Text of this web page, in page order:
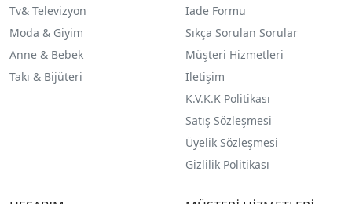
Tv& Televizyon
Moda & Giyim
Anne & Bebek
Takı & Bijüteri
İade Formu
Sıkça Sorulan Sorular
Müşteri Hizmetleri
İletişim
K.V.K.K Politikası
Satış Sözleşmesi
Üyelik Sözleşmesi
Gizlilik Politikası